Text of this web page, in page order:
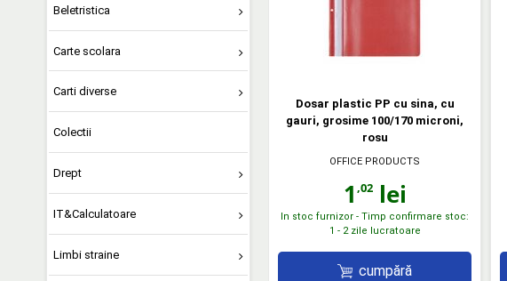
Beletristica
Carte scolara
Carti diverse
Colectii
Drept
IT&Calculatoare
Limbi straine
Dosar plastic PP cu sina, cu
gauri, grosime 100/170 microni,
rosu
OFFICE PRODUCTS
1 ,02lei
In stoc furnizor - Timp confirmare stoc:
1 - 2 zile lucratoare
cumpără